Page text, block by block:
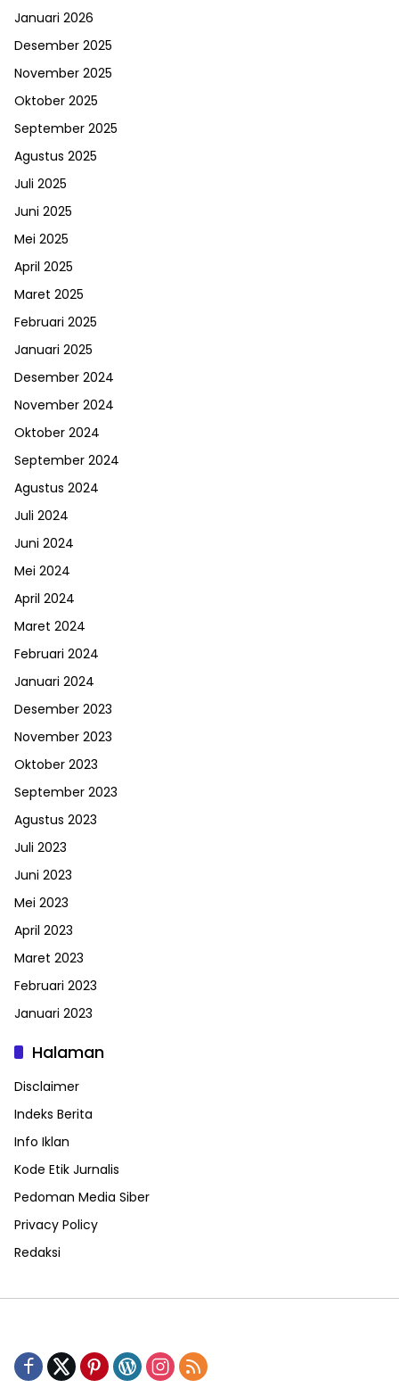
Januari 2026
Desember 2025
November 2025
Oktober 2025
September 2025
Agustus 2025
Juli 2025
Juni 2025
Mei 2025
April 2025
Maret 2025
Februari 2025
Januari 2025
Desember 2024
November 2024
Oktober 2024
September 2024
Agustus 2024
Juli 2024
Juni 2024
Mei 2024
April 2024
Maret 2024
Februari 2024
Januari 2024
Desember 2023
November 2023
Oktober 2023
September 2023
Agustus 2023
Juli 2023
Juni 2023
Mei 2023
April 2023
Maret 2023
Februari 2023
Januari 2023
Halaman
Disclaimer
Indeks Berita
Info Iklan
Kode Etik Jurnalis
Pedoman Media Siber
Privacy Policy
Redaksi